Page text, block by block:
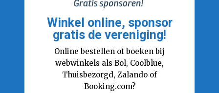
Winkel online, sponsor
gratis de vereniging!
Online bestellen of boeken bij
webwinkels als Bol, Coolblue,
Thuisbezorgd, Zalando of
Booking.com?